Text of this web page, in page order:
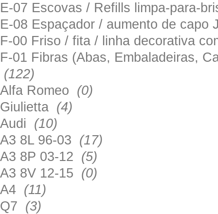
E-07 Escovas / Refills limpa-para-
E-08 Espaçador / aumento de
F-00 Friso / fita / linha decorativa
F-01 Fibras (Abas, Embaladeiras,
(122)
Alfa Romeo (0)
Giulietta (4)
Audi (10)
A3 8L 96-03 (17)
A3 8P 03-12 (5)
A3 8V 12-15 (0)
A4 (11)
Q7 (3)